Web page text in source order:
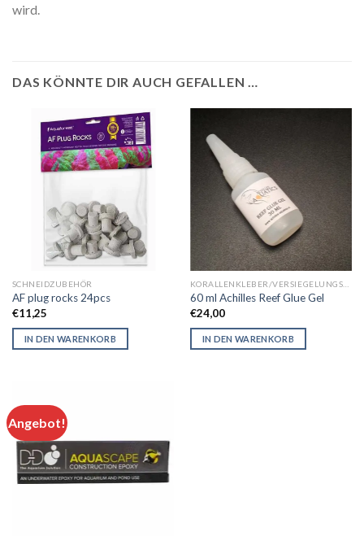
wird.
DAS KÖNNTE DIR AUCH GEFALLEN …
SCHNEIDZUBEHÖR
AF plug rocks 24pcs
€11,25
IN DEN WARENKORB
60 ml Achilles Reef Glue Gel
€24,00
IN DEN WARENKORB
Angebot!